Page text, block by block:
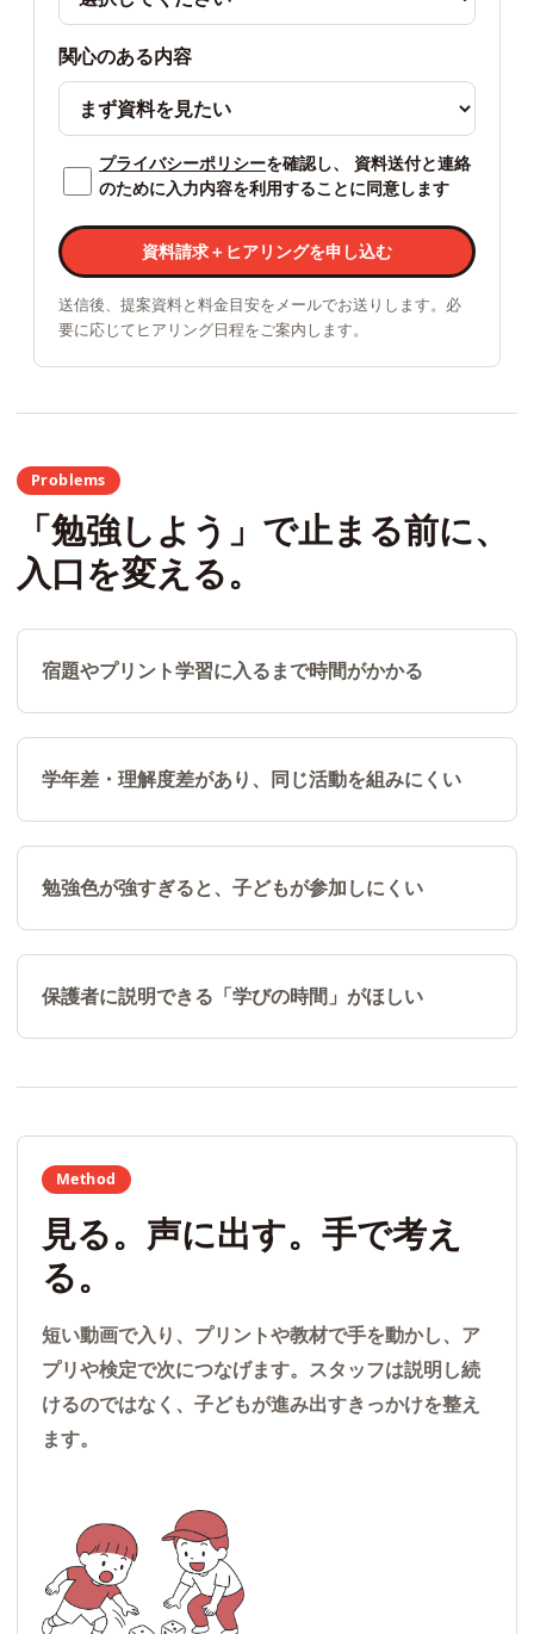
関心のある内容
プライバシーポリシーを確認し、 資料送付と連絡
のために入力内容を利用することに同意します
資料請求＋ヒアリングを申し込む
送信後、提案資料と料金目安をメールでお送りします。必
要に応じてヒアリング日程をご案内します。
Problems
「勉強しよう」で止まる前に、
入口を変える。
宿題やプリント学習に入るまで時間がかかる
学年差・理解度差があり、同じ活動を組みにくい
勉強色が強すぎると、子どもが参加しにくい
保護者に説明できる「学びの時間」がほしい
Method
見る。声に出す。手で考え
る。
短い動画で入り、プリントや教材で手を動かし、ア
プリや検定で次につなげます。スタッフは説明し続
けるのではなく、子どもが進み出すきっかけを整え
ます。